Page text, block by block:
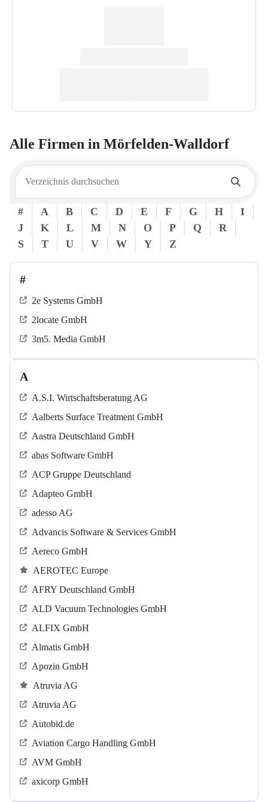
Alle Firmen in Mörfelden-Walldorf
# A B C D E F G H
I
J
K L M N O P Q
R
S
T U V W Y Z
#
2e Systems GmbH
2locate GmbH
3m5. Media GmbH
A
A.S.I. Wirtschaftsberatung AG
Aalberts Surface Treatment GmbH
Aastra Deutschland GmbH
abas Software GmbH
ACP Gruppe Deutschland
Adapteo GmbH
adesso AG
Advancis Software & Services GmbH
Aereco GmbH
AEROTEC Europe
AFRY Deutschland GmbH
ALD Vacuum Technologies GmbH
ALFIX GmbH
Almatis GmbH
Apozin GmbH
Atruvia AG
Atruvia AG
Autobid.de
Aviation Cargo Handling GmbH
AVM GmbH
axicorp GmbH